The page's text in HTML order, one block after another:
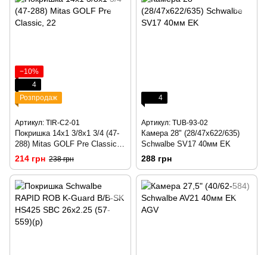
−10%
4
Розпродаж
Артикул: TIR-C2-01
Покришка 14x1 3/8x1 3/4 (47-
288) Mitas GOLF Pre Classic,
22
214 грн 238 грн
4
Артикул: TUB-93-02
Камера 28" (28/47x622/635)
Schwalbe SV17 40мм EK
288 грн